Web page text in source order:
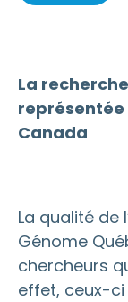
La
représentée
Canada
La qualité de
Génome
chercheurs
effet, ceux-